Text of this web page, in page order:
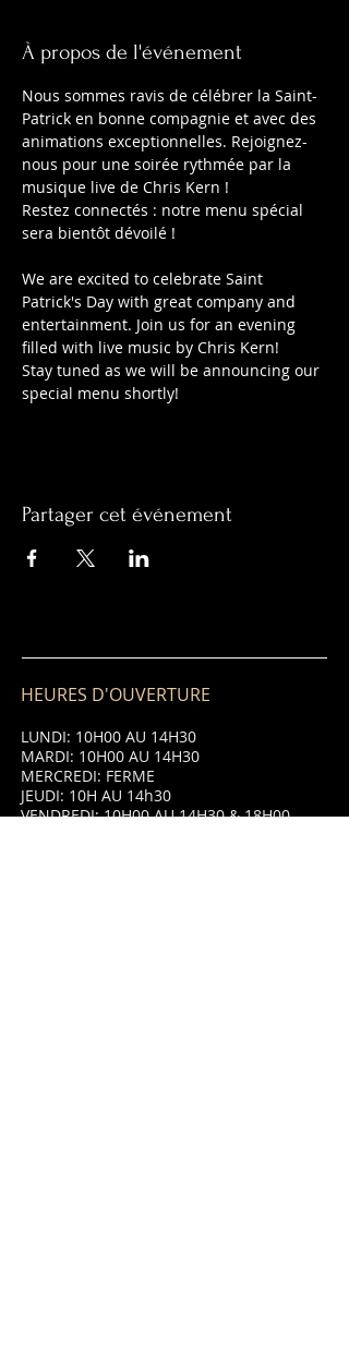
À propos de l'événement
Nous sommes ravis de célébrer la Saint-
Patrick en bonne compagnie et avec des
animations exceptionnelles. Rejoignez-
nous pour une soirée rythmée par la
musique live de Chris Kern !
Restez connectés : notre menu spécial
sera bientôt dévoilé !
We are excited to celebrate Saint
Patrick's Day with great company and
entertainment. Join us for an evening
filled with live music by Chris Kern!
Stay tuned as we will be announcing our
special menu shortly!
Partager cet événement
HEURES D'OUVERTURE
LUNDI: 10H00 AU 14H30
MARDI: 10H00 AU 14H30
MERCREDI: FERME
JEUDI: 10H AU 14h30
VENDREDI: 10H00 AU 14H30 & 18H00